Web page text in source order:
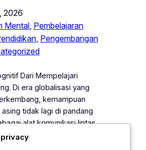
2026
Mental, Pembelajaran
, Pengembangan
Dari Mempelajari
Di era globalisasi yang
kemampuan
tidak lagi di pandang
alat komunikasi lintas
sebagai sarana